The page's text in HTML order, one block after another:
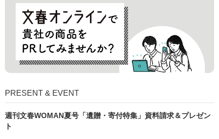
PRESENT & EVENT
週刊文春WOMAN夏号「遺贈・寄付特集」資料請求＆プレゼン
ト